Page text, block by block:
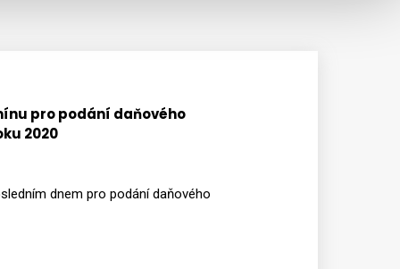
pro podání daňového
2020
dnem pro podání daňového